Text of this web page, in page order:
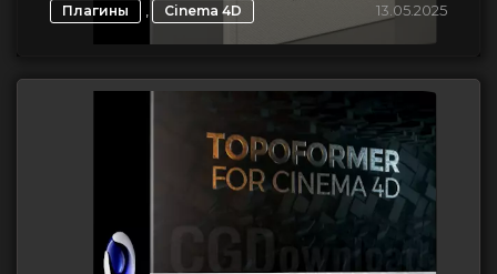
Плагины , Cinema 4D 13.05.2025